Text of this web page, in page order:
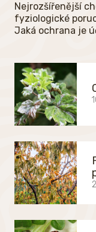
Nejrozšířenější
fyziologické
Jaká ochrana je